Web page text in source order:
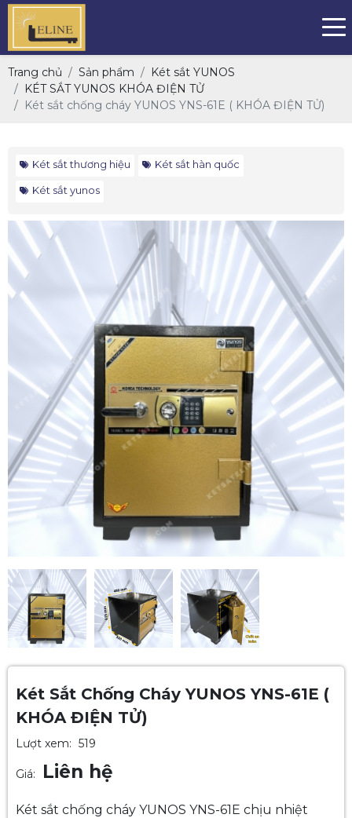
Trang chủ Sản phẩm
Két sắt YUNOS
KÉT SẮT YUNOS KHÓA ĐIỆN TỬ
Két sắt chống cháy YUNOS YNS-61E ( KHÓA ĐIỆN TỬ)
Két sắt thương hiệu Két sắt hàn quốc
Két sắt yunos
Két Sắt Chống Cháy YUNOS YNS-61E (
KHÓA ĐIỆN TỬ)
Lượt xem: 519
Giá: Liên hệ
Két sắt chống cháy YUNOS YNS-61E chịu nhiệt